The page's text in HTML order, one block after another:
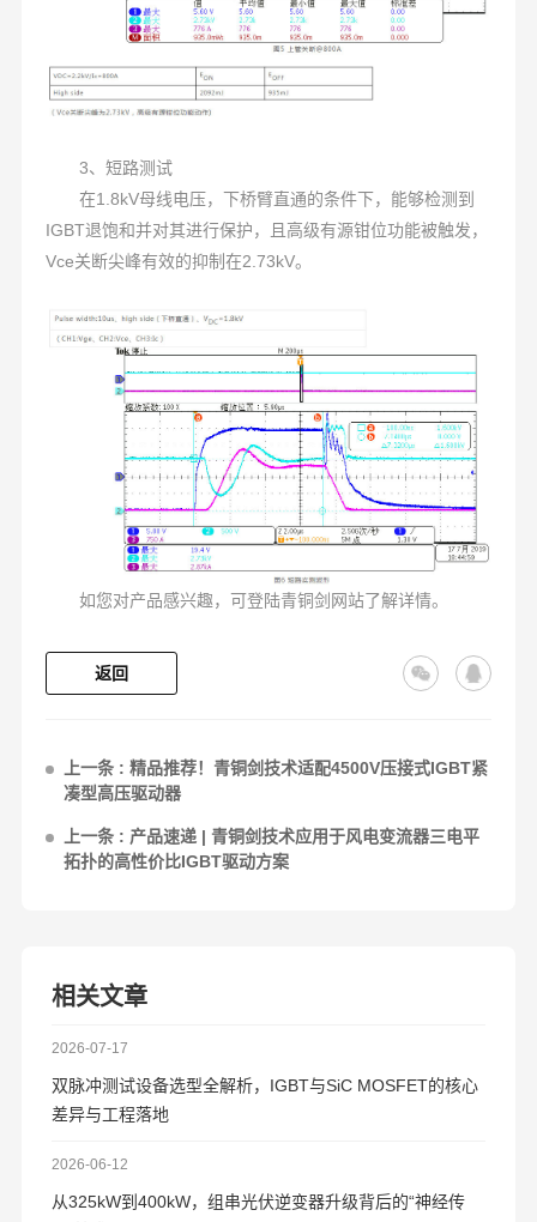
3、短路测试
在1.8kV母线电压，下桥臂直通的条件下，能够检测到
IGBT退饱和并对其进行保护，且高级有源钳位功能被触发，
Vce关断尖峰有效的抑制在2.73kV。
如您对产品感兴趣，可登陆青铜剑网站了解详情。
返回
上一条 : 精品推荐！青铜剑技术适配4500V压接式IGBT紧
凑型高压驱动器
上一条 : 产品速递 | 青铜剑技术应用于风电变流器三电平
拓扑的高性价比IGBT驱动方案
相关文章
2026-07-17
双脉冲测试设备选型全解析，IGBT与SiC MOSFET的核心
差异与工程落地
2026-06-12
从325kW到400kW，组串光伏逆变器升级背后的“神经传